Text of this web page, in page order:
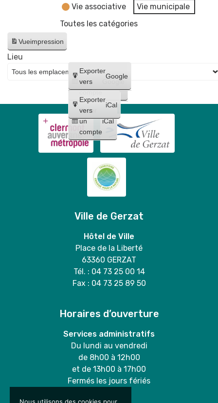
juin
Vie associative
Vie municipale
Toutes les catégories
Vueimpression
Créer
un
compte
Google
Créer
un
compte
iCal
Exporter
vers
Google
Exporter
vers
iCal
Lieu
Ville de Gerzat
Hôtel de Ville
Place de la Liberté
63360 GERZAT
Tél. : 04 73 25 00 14
Fax : 04 73 25 89 50
Horaires d’ouverture
Services administratifs
Du lundi au vendredi
de 8h00 à 12h00
et de 13h00 à 17h00
Fermés les jours fériés